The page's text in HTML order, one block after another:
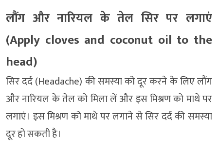
लौंग और नारियल के तेल सिर पर लगाएं
(Apply cloves and coconut oil to the
head)
सिर दर्द (Headache) की समस्या को दूर करने के लिए लौंग
और नारियल के तेल को मिला लें और इस मिश्रण को माथे पर
लगाएं। इस मिश्रण को माथे पर लगाने से सिर दर्द की समस्या
दूर हो सकती है।